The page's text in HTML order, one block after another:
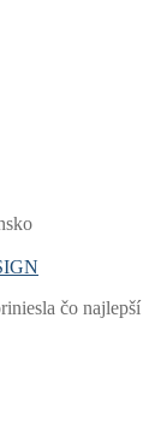
čo najlepší